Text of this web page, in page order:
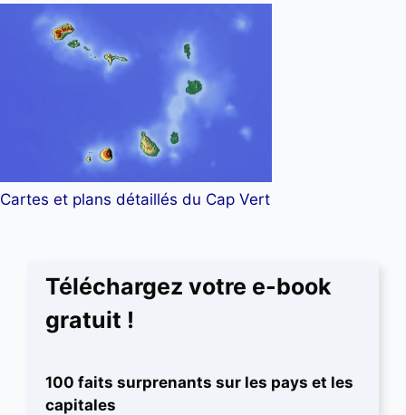
Cartes et plans détaillés du Cap Vert
Téléchargez votre e-book
gratuit !
100 faits surprenants sur les pays et les
capitales